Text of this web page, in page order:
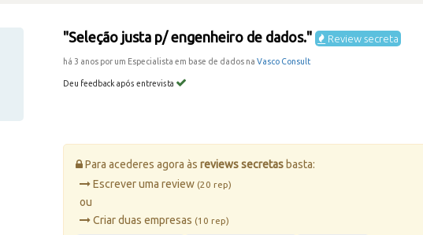
"Seleção justa p/ engenheiro de dados." Review secreta
há 3 anos por um Especialista em base de dados naVasco Consult
Deu feedback após entrevista
Para acederes agora àsreviews secretas basta:
Escrever uma review(20 rep)
ou
Criar duas empresas(10 rep)